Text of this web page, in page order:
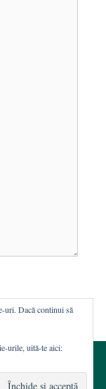
uri. Dacă continui să
urile, uită-te aici: